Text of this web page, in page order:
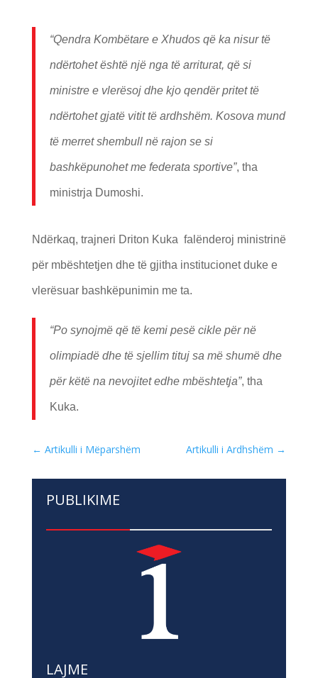
“Qendra Kombëtare e Xhudos që ka nisur të
ndërtohet është një nga të arriturat, që si
ministre e vlerësoj dhe kjo qendër pritet të
ndërtohet gjatë vitit të ardhshëm. Kosova mund
të merret shembull në rajon se si
bashkëpunohet me federata sportive”, tha
ministrja Dumoshi.
Ndërkaq, trajneri Driton Kuka falënderoj ministrinë
për mbështetjen dhe të gjitha institucionet duke e
vlerësuar bashkëpunimin me ta.
“Po synojmë që të kemi pesë cikle për në
olimpiadë dhe të sjellim tituj sa më shumë dhe
për këtë na nevojitet edhe mbështetja”, tha
Kuka.
← Artikulli i Mëparshëm Artikulli i Ardhshëm →
PUBLIKIME
LAJME